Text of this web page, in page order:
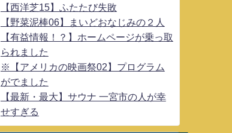
【西洋芝15】ふたたび失敗
【野菜泥棒06】まいどおなじみの２人
【有益情報！？】ホームページが乗っ取
られました
※【アメリカの映画祭02】プログラム
がでました
【最新・最大】サウナ 一宮市の人が幸
せすぎる